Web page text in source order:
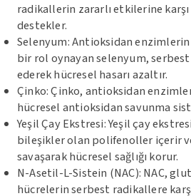
radikallerin zararlı etkilerine karşı
destekler.
Selenyum: Antioksidan
bir rol oynayan selenyum,
ederek hücresel hasarı azaltır.
Çinko: Çinko, antioksidan
hücresel antioksidan savunma
Yeşil Çay Ekstresi: Yeşil çay
bileşikler olan polifenoller içerir
savaşarak hücresel sağlığı korur.
N-Asetil-L-Sistein (NAC): NAC,
hücrelerin serbest radikallere